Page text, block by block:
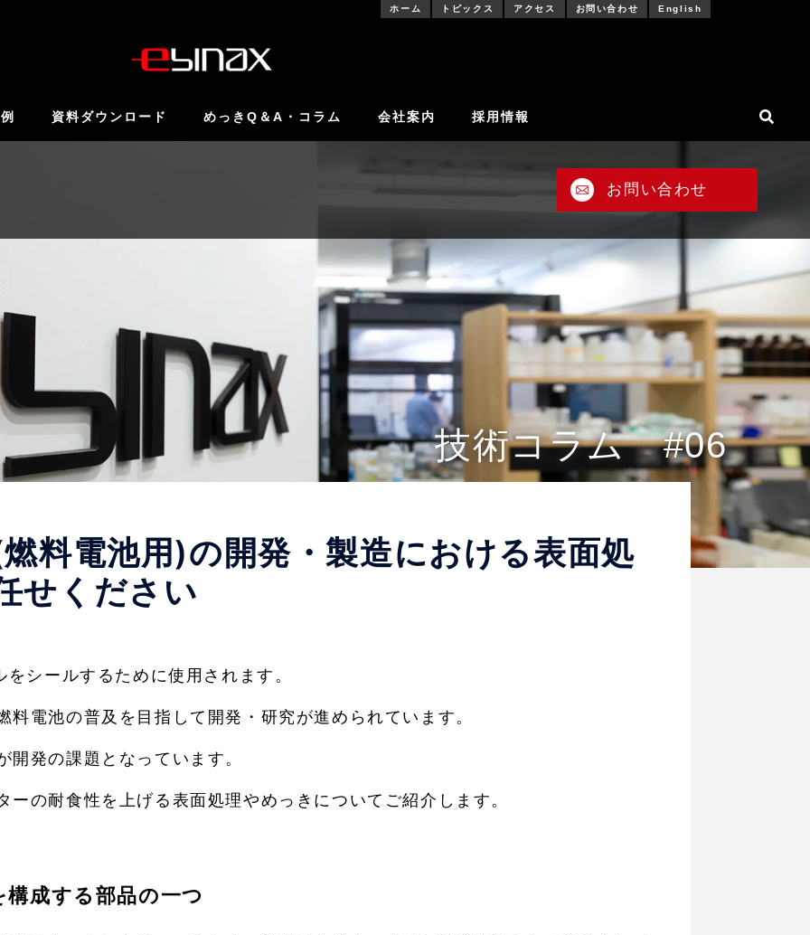
ホーム トピックス アクセス お問い合わせ English
資料ダウンロード めっきQ＆A・コラム 会社案内 採用情報
お問い合わせ
料電池用)の開発・製造における表面処
せください
技術コラム #06
シールするために使用されます。
料電池の普及を目指して開発・研究が進められています。
発の課題となっています。
ーの耐食性を上げる表面処理やめっきについてご紹介します。
成する部品の一つ